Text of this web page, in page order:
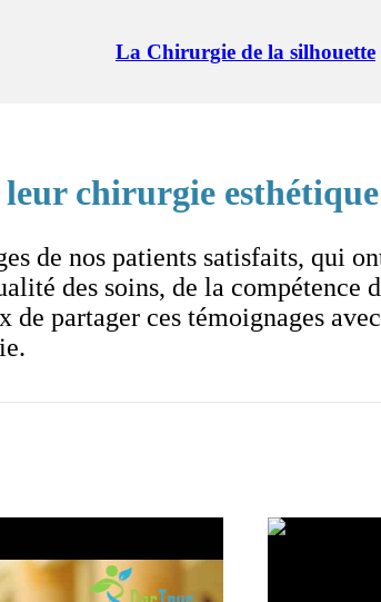
La Chirurgie de la silhouette
chirurgie
de nos patients satisfaits, qui
des soins, de la
partager ces témoignages